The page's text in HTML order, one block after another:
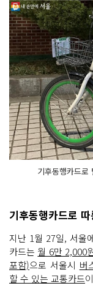
기후동행카드
기후동행카드로
지난 1월 27일, 서울
카드는 월 6만 2,000
포함)으로 서울시 버
할 수 있는 교통카드